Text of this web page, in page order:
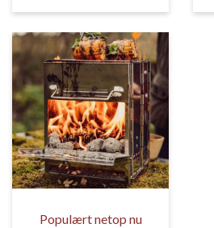
Populært netop nu